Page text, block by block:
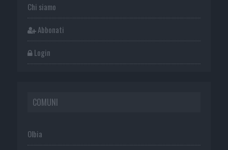
Chi siamo
Abbonati
Login
COMUNI
Olbia